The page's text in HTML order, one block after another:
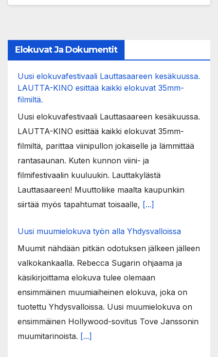
Elokuvat Ja Dokumentit
Uusi elokuvafestivaali Lauttasaareen kesäkuussa.
LAUTTA-KINO esittää kaikki elokuvat 35mm-
filmiltä.
Uusi elokuvafestivaali Lauttasaareen kesäkuussa.
LAUTTA-KINO esittää kaikki elokuvat 35mm-
filmiltä, parittaa viinipullon jokaiselle ja lämmittää
rantasaunan. Kuten kunnon viini- ja
filmifestivaalin kuuluukin. Lauttakylästä
Lauttasaareen! Muuttoliike maalta kaupunkiin
siirtää myös tapahtumat toisaalle, [...]
Uusi muumielokuva työn alla Yhdysvalloissa
Muumit nähdään pitkän odotuksen jälkeen jälleen
valkokankaalla. Rebecca Sugarin ohjaama ja
käsikirjoittama elokuva tulee olemaan
ensimmäinen muumiaiheinen elokuva, joka on
tuotettu Yhdysvalloissa. Uusi muumielokuva on
ensimmäinen Hollywood-sovitus Tove Janssonin
muumitarinoista. [...]